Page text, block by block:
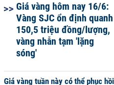
Giá vàng hôm nay 16/6:
Vàng SJC ổn định quanh
150,5 triệu đồng/lượng,
vàng nhẫn tạm 'lặng
sóng'
Giá vàng tuần này có thể phục